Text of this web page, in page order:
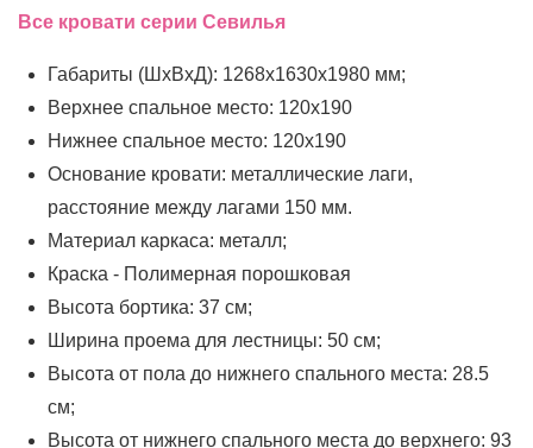
Все кровати серии Севилья
Габариты (ШxВxД): 1268x1630x1980 мм;
Верхнее спальное место: 120x190
Нижнее спальное место: 120x190
Основание кровати: металлические лаги,
расстояние между лагами 150 мм.
Материал каркаса: металл;
Краска - Полимерная порошковая
Высота бортика: 37 см;
Ширина проема для лестницы: 50 см;
Высота от пола до нижнего спального места: 28.5
см;
Высота от нижнего спального места до верхнего: 93